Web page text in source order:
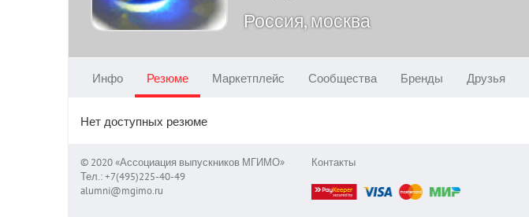
Россия, москва
Инфо Резюме Маркетплейс Сообщества Бренды Друзья
Нет доступных резюме
© 2020 «Ассоциация выпускников МГИМО»
Тел.: +7(495)225-40-49
alumni@mgimo.ru
Контакты